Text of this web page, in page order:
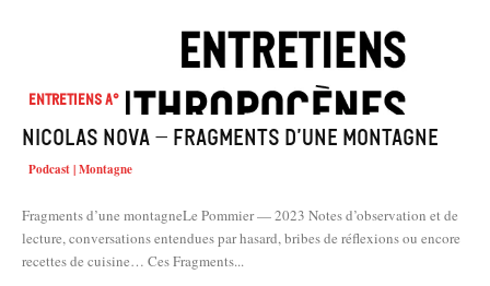
Entretiens A°
Nicolas Nova – Fragments d’une montagne
Podcast | Montagne
Fragments d’une montagneLe Pommier — 2023 Notes d’observation et de
lecture, conversations entendues par hasard, bribes de réflexions ou encore
recettes de cuisine… Ces Fragments...